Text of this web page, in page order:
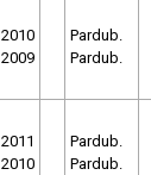
2010
2009
Pardub.
Pardub.
2011
2010
Pardub.
Pardub.